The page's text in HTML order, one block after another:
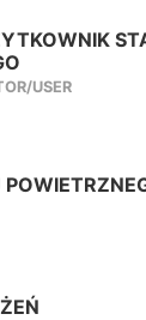
USER